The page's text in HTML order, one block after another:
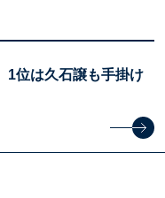
1位は久石譲も手掛け